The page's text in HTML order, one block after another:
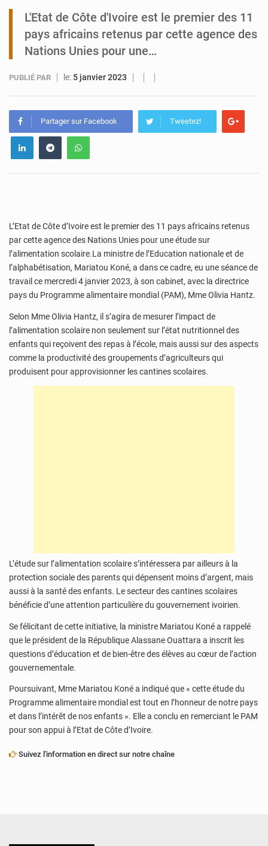
Tibiri : le dialogue, nouveau terrain de jeu pour la paix
L'Etat de Côte d'Ivoire est le premier des 11
pays africains retenus par cette agence des
Nations Unies pour une…
PUBLIÉ PAR le: 5 janvier 2023
Partager sur Facebook Tweetez!
L’Etat de Côte d’Ivoire est le premier des 11 pays africains retenus
par cette agence des Nations Unies pour une étude sur
l’alimentation scolaire.La ministre de l’Education nationale et de
l’alphabétisation, Mariatou Koné, a dans ce cadre, eu une séance de
travail ce mercredi 4 janvier 2023, à son cabinet, avec la directrice
pays du Programme alimentaire mondial (PAM), Mme Olivia Hantz.
Selon Mme Olivia Hantz, il s’agira de mesurer l’impact de
l’alimentation scolaire non seulement sur l’état nutritionnel des
enfants qui reçoivent des repas à l’école, mais aussi sur des aspects
comme la productivité des groupements d’agriculteurs qui
produisent pour approvisionner les cantines scolaires.
L’étude sur l’alimentation scolaire s’intéressera par ailleurs à la
protection sociale des parents qui dépensent moins d’argent, mais
aussi à la santé des enfants. Le secteur des cantines scolaires
bénéficie d’une attention particulière du gouvernement ivoirien.
Se félicitant de cette initiative, la ministre Mariatou Koné a rappelé
que le président de la République Alassane Ouattara a inscrit les
questions d’éducation et de bien-être des élèves au cœur de l’action
gouvernementale.
Poursuivant, Mme Mariatou Koné a indiqué que « cette étude du
Programme alimentaire mondial est tout en l’honneur de notre pays
et dans l’intérêt de nos enfants ». Elle a conclu en remerciant le PAM
pour son appui à l’Etat de Côte d’Ivoire.
Suivez l'information en direct sur notre chaîne